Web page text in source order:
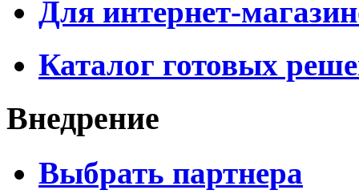
Для интернет-
Каталог готовых
Внедрение
Выбрать партнера